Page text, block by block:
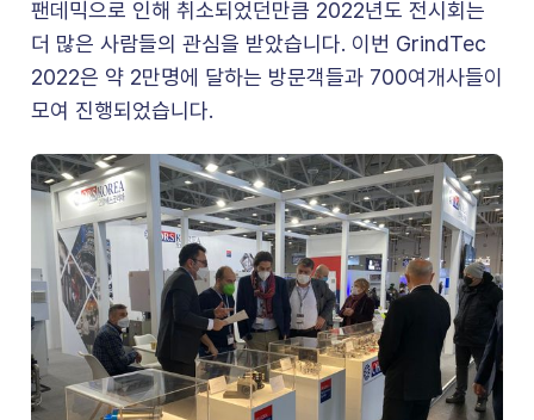
팬데믹으로 인해 취소되었던만큼 2022년도 전시회는
더 많은 사람들의 관심을 받았습니다. 이번 GrindTec
2022은 약 2만명에 달하는 방문객들과 700여개사들이
모여 진행되었습니다.